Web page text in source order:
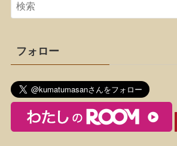
フォロー